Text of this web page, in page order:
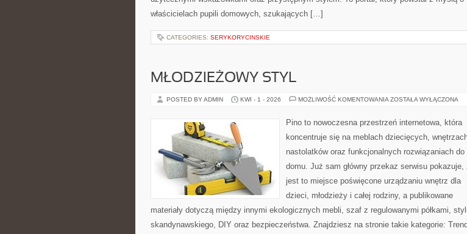
właścicielach pupili domowych, szukających […]
CATEGORIES: SERYKORYCINSKIE
MŁODZIEŻOWY STYL
POSTED BY ADMIN KWI - 1 - 2026 MOŻLIWOŚĆ KOMENTOWANIA MŁODZIEŻOWY
ZOSTAŁA WYŁĄCZONA
Pino to nowoczesna przestrzeń internetowa, która
koncentruje się na meblach dziecięcych,
nastolatków oraz funkcjonalnych rozwiązaniach do
domu. Już sam główny przekaz serwisu pokazuje,
jest to miejsce poświęcone urządzaniu wnętrz dla
dzieci, młodzieży i całej rodziny, a publikowane
materiały dotyczą między innymi ekologicznych mebli, szaf z regulowanymi półkami,
skandynawskiego, DIY oraz bezpieczeństwa. Znajdziesz na stronie takie kategorie: